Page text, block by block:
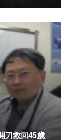
刀救回45歲